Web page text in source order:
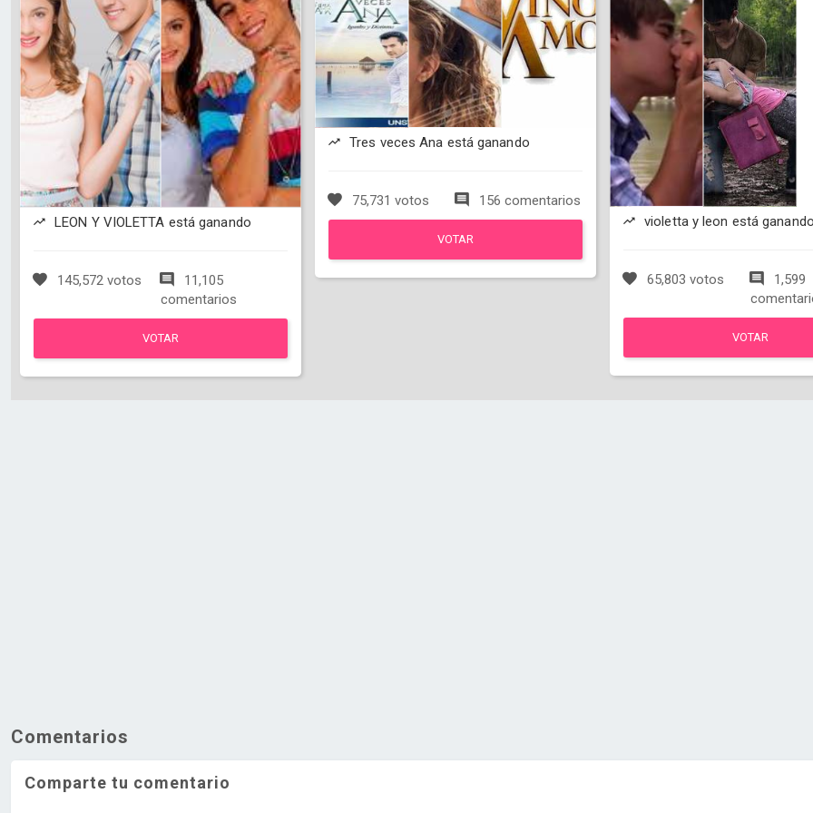
LEON Y VIOLETTA está ganando
145,572 votos
11,105
comentarios
VOTAR
Tres veces Ana está ganando
75,731 votos 156 comentarios
VOTAR
violetta y leon está
65,803 votos
1,599
VOTAR
Comentarios
Comparte tu comentario